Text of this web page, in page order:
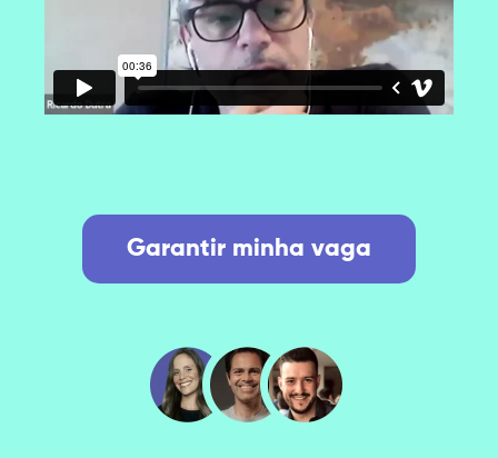
Garantir minha vaga